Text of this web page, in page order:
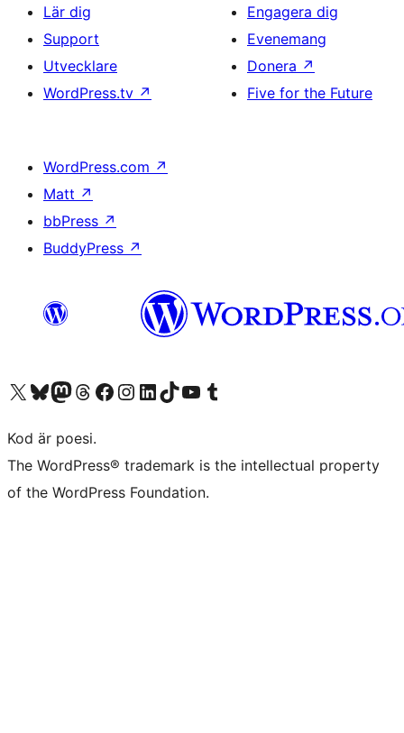
Lär dig
Support
Utvecklare
WordPress.tv ↗
Engagera dig
Evenemang
Donera ↗
Five for the Future
WordPress.com ↗
Matt ↗
bbPress ↗
BuddyPress ↗
Besök vår X-konto (f.d. Twitter)
Besök vårt Bluesky-konto
Besök vårt Mastodon-konto
Besök vårt Thread-konto
Besök vår Facebook-sidaBesök vårt Instagram-konto
Besök vårt LinkedIn-konto
Besök vårt TikTok-konto
Besök vår YouTube-kanalBesök vårt Tumblr-konto
Kod är poesi.
The WordPress® trademark is the intellectual property
of the WordPress Foundation.